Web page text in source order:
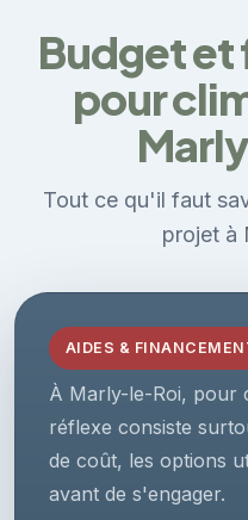
Budget
pour
Tout ce qu'il faut
projet à
AIDES &
À Marly-le-Roi, pour
réflexe consiste
de coût, les options
avant de s'engager.